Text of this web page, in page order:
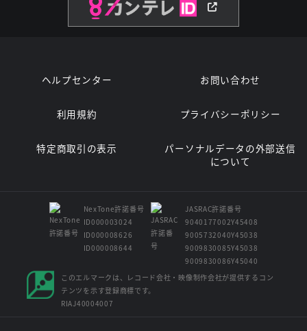
ヘルプセンター お問い合わせ
利用規約 プライバシーポリシー
特定商取引の表示
パーソナルデータの外部送信
について
NexTone許諾番号
ID000003024
ID000008626
ID000008644
JASRAC許諾番号
9040177002Y45408
9005732040Y45038
9009830085Y45038
9009830086Y45040
このエルマークは、レコード会社・映像制作会社が提供するコン
テンツを示す登録商標です。
RIAJ40004007